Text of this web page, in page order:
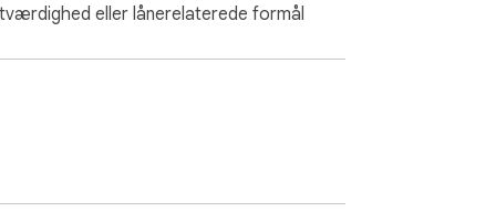
eller lånerelaterede formål